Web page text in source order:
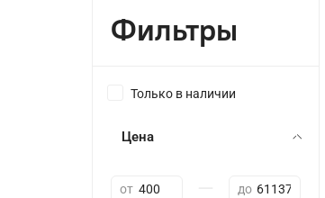
Фильтры
Только в наличии
Цена
от до